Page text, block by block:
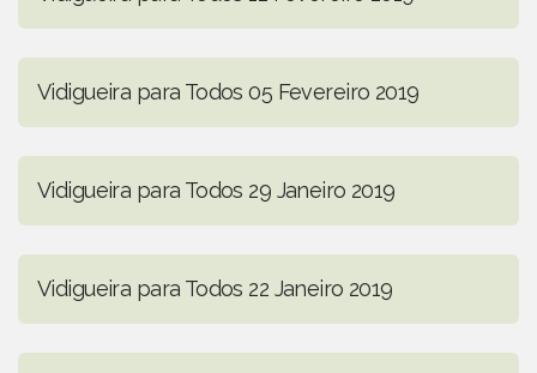
Vidigueira para Todos 05 Fevereiro 2019
Vidigueira para Todos 29 Janeiro 2019
Vidigueira para Todos 22 Janeiro 2019